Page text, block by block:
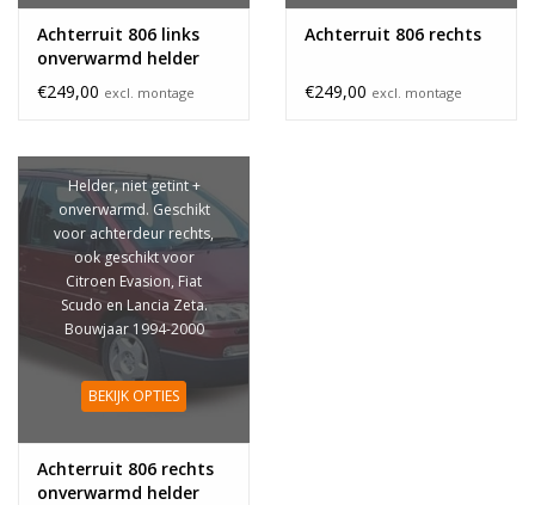
Achterruit 806 links
onverwarmd helder
€249,00 excl. montage
Achterruit 806 rechts
€249,00 excl. montage
Helder, niet getint +
onverwarmd. Geschikt
voor achterdeur rechts,
ook geschikt voor
Citroen Evasion, Fiat
Scudo en Lancia Zeta.
Bouwjaar 1994-2000
BEKIJK OPTIES
Achterruit 806 rechts
onverwarmd helder